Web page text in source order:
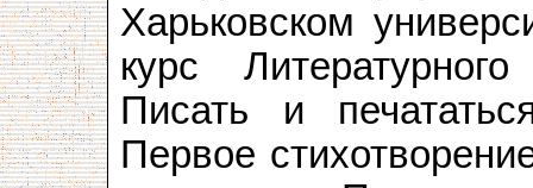
Харьковском
курс
Писать и
Первое